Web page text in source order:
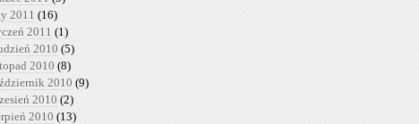
2011 (16)
2011 (1)
2010 (5)
2010 (8)
2010 (9)
2010 (2)
2010 (13)